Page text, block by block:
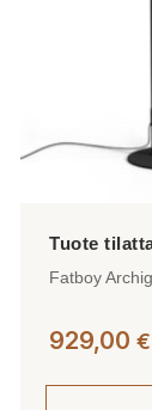
Fatboy
929,00 €